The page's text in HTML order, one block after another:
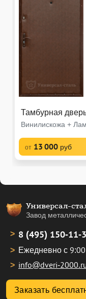
Тамбурная
Винилискожа +
от 13 000 руб
Универсал-
Завод
8 (495) 150-11-
Ежедневно с
info@dveri-
Заказать